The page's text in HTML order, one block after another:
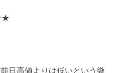
日高値よりは低いという微